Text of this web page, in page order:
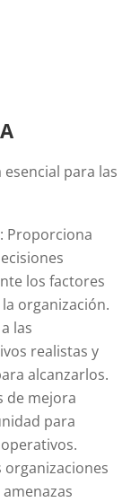
para las
: Proporciona
los factores
organización.
las
realistas y
alcanzarlos.
de mejora
para
organizaciones